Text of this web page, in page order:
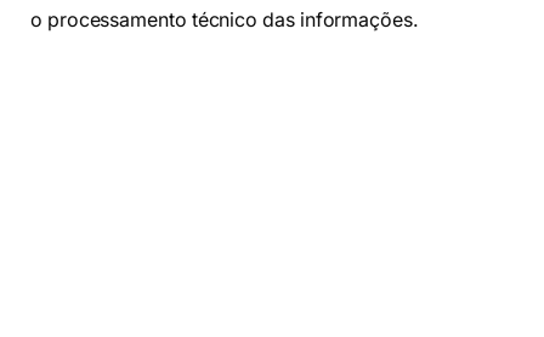
o processamento técnico das informações.